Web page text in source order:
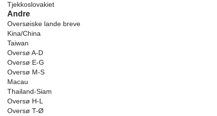
Tjekkoslovakiet
Andre
Oversøiske lande breve
Kina/China
Taiwan
Oversø A-D
Oversø E-G
Oversø M-S
Macau
Thailand-Siam
Oversø H-L
Oversø T-Ø